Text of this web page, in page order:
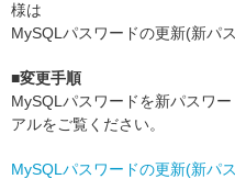
様は
MySQLパスワードの更新(新パ
■変更手順
MySQLパスワードを新パスワ
アルをご覧ください。
MySQLパスワードの更新(新パ